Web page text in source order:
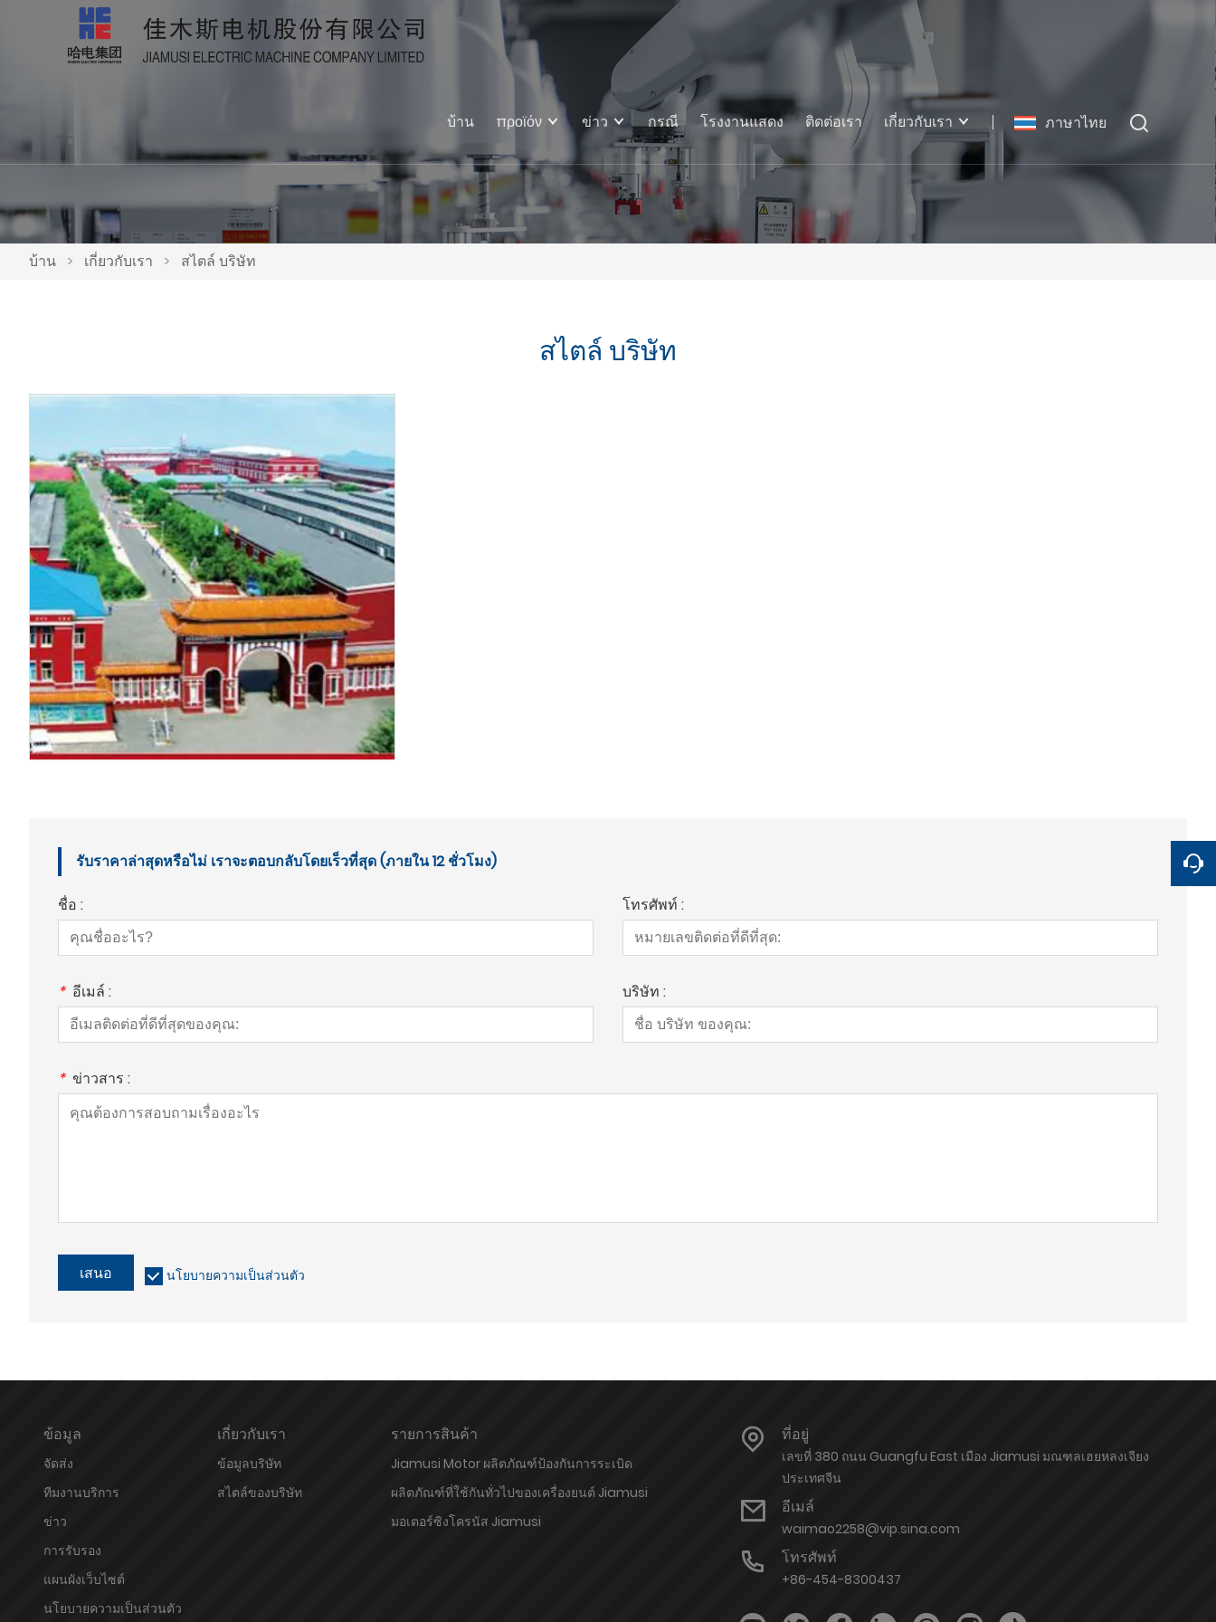
ภาษาไทย
บ้าน προϊόν ข่าว กรณี โรงงานแสดง ติดต่อเรา เกี่ยวกับเรา
บ้าน > เกี่ยวกับเรา > สไตล์ บริษัท
สไตล์ บริษัท
รับราคาล่าสุดหรือไม่ เราจะตอบกลับโดยเร็วที่สุด (ภายใน 12 ชั่วโมง)
ชื่อ : โทรศัพท์ :
* อีเมล์ : บริษัท :
* ข่าวสาร :
เสนอ นโยบายความเป็นส่วนตัว
ข้อมูล
จัดส่ง
ทีมงานบริการ
ข่าว
การรับรอง
แผนผังเว็บไซต์
นโยบายความเป็นส่วนตัว
เกี่ยวกับเรา
ข้อมูลบริษัท
สไตล์ของบริษัท
รายการสินค้า
Jiamusi Motor ผลิตภัณฑ์ป้องกันการระเบิด
ผลิตภัณฑ์ที่ใช้กันทั่วไปของเครื่องยนต์ Jiamusi
มอเตอร์ซิงโครนัส Jiamusi
ที่อยู่
เลขที่ 380 ถนน Guangfu East เมือง Jiamusi มณฑลเฮยหลงเจียง
ประเทศจีน
อีเมล์
waimao2258@vip.sina.com
โทรศัพท์
+86-454-8300437